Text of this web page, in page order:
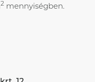
2 mennyiségben.